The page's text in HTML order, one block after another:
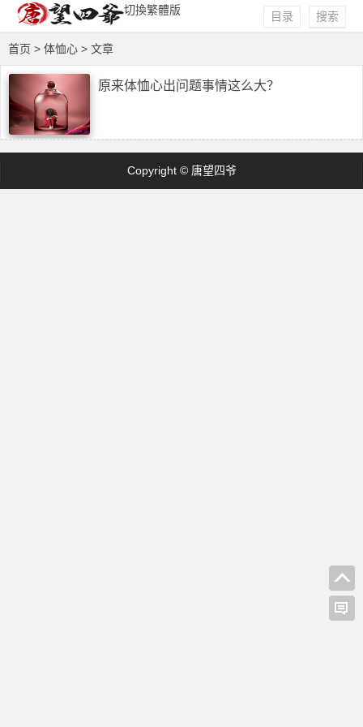
切換繁體版 搜索
目录
首页 > 体恤心 > 文章
原来体恤心出问题事情这么大？
Copyright © 唐望四爷